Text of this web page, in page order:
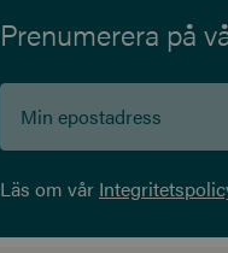
Prenumerera på
Läs om vår